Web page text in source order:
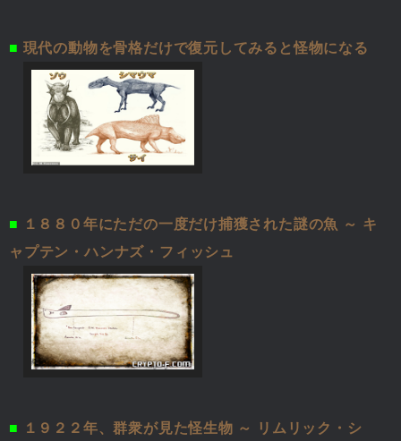
■ 現代の動物を骨格だけで復元してみると怪物になる
■
１８８０年にただの一度だけ捕獲された謎の魚 ～ キ
ャプテン・ハンナズ・フィッシュ
■
１９２２年、群衆が見た怪生物 ～ リムリック・シ